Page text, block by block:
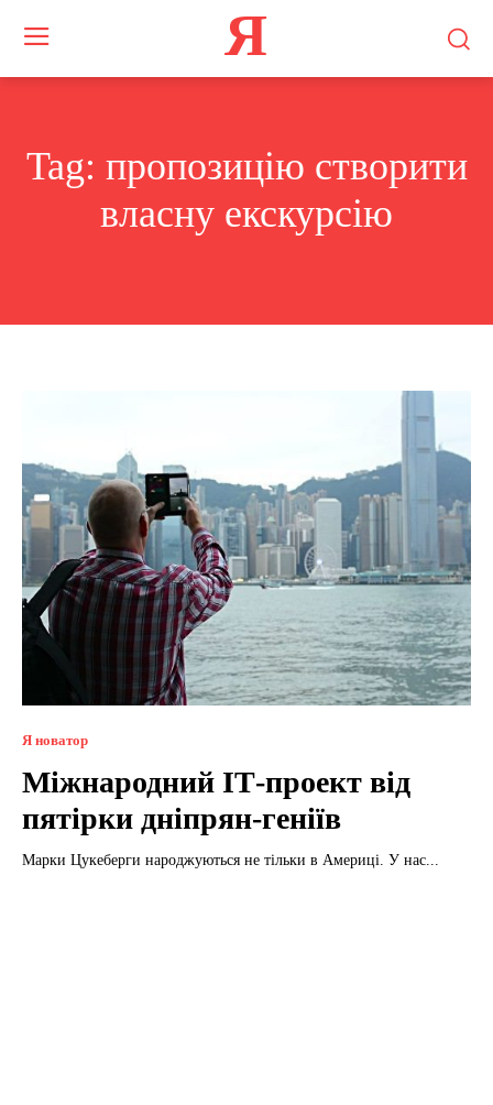
Я
Tag: пропозицію створити
власну екскурсію
Я новатор
Міжнародний ІТ-проект від
пятірки дніпрян-геніїв
Марки Цукеберги народжуються не тільки в Америці. У нас...